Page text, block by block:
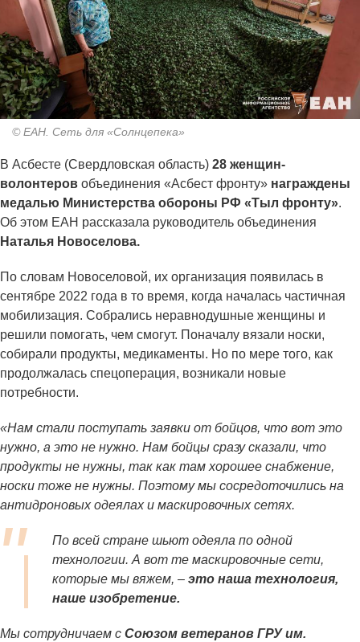
© ЕАН. Сеть для «Солнцепека»
В Асбесте (Свердловская область) 28 женщин-
волонтеров объединения «Асбест фронту» награждены
медалью Министерства обороны РФ «Тыл фронту».
Об этом ЕАН рассказала руководитель объединения
Наталья Новоселова.
По словам Новоселовой, их организация появилась в
сентябре 2022 года в то время, когда началась частичная
мобилизация. Собрались неравнодушные женщины и
решили помогать, чем смогут. Поначалу вязали носки,
собирали продукты, медикаменты. Но по мере того, как
продолжалась спецоперация, возникали новые
потребности.
«Нам стали поступать заявки от бойцов, что вот это
нужно, а это не нужно. Нам бойцы сразу сказали, что
продукты не нужны, так как там хорошее снабжение,
носки тоже не нужны. Поэтому мы сосредоточились на
антидроновых одеялах и маскировочных сетях.
По всей стране шьют одеяла по одной
технологии. А вот те маскировочные сети,
которые мы вяжем, – это наша технология,
наше изобретение.
Мы сотрудничаем с Союзом ветеранов ГРУ им.